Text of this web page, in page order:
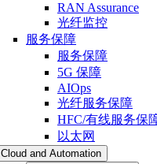
RAN Assurance
光纤监控
服务保障
服务保障
5G 保障
AIOps
光纤服务保障
HFC/有线服务保
以太网
Cloud and Automation